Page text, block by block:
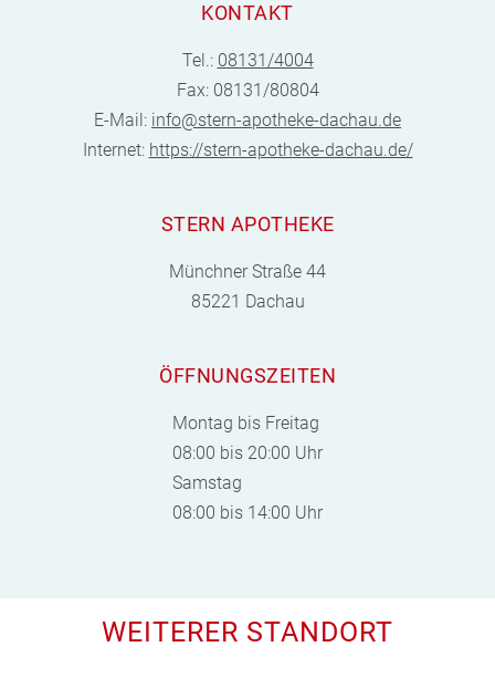
KONTAKT
Tel.: 08131/4004
Fax: 08131/80804
E-Mail: info@stern-apotheke-dachau.de
Internet: https://stern-apotheke-dachau.de/
STERN APOTHEKE
Münchner Straße 44
85221 Dachau
ÖFFNUNGSZEITEN
Montag bis Freitag
08:00 bis 20:00 Uhr
Samstag
08:00 bis 14:00 Uhr
WEITERER STANDORT